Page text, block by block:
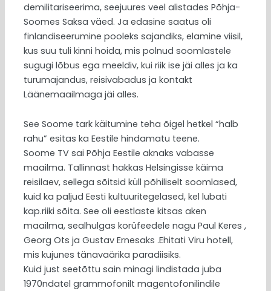
demilitariseerima, seejuures veel alistades Põhja-
Soomes Saksa väed. Ja edasine saatus oli
finlandiseerumine pooleks sajandiks, elamine viisil,
kus suu tuli kinni hoida, mis polnud soomlastele
sugugi lõbus ega meeldiv, kui riik ise jäi alles ja ka
turumajandus, reisivabadus ja kontakt
Läänemaailmaga jäi alles.
See Soome tark käitumine teha õigel hetkel “halb
rahu” esitas ka Eestile hindamatu teene.
Soome TV sai Põhja Eestile aknaks vabasse
maailma. Tallinnast hakkas Helsingisse käima
reisilaev, sellega sõitsid küll põhiliselt soomlased,
kuid ka paljud Eesti kultuuritegelased, kel lubati
kap.riiki sõita. See oli eestlaste kitsas aken
maailma, sealhulgas korüfeedele nagu Paul Keres ,
Georg Ots ja Gustav Ernesaks .Ehitati Viru hotell,
mis kujunes tänavaärika paradiisiks.
Kuid just seetõttu sain minagi lindistada juba
1970ndatel grammofonilt magentofonilindile